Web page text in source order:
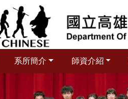
系所簡介 師資介紹